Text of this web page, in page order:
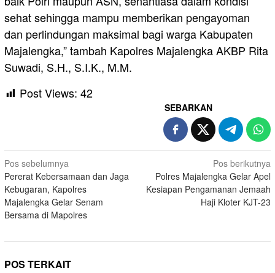
sehat sehingga mampu memberikan pengayoman
dan perlindungan maksimal bagi warga Kabupaten
Majalengka,” tambah Kapolres Majalengka AKBP Rita
Suwadi, S.H., S.I.K., M.M.
Post Views: 42
SEBARKAN
Navigasi
pos
Pos sebelumnya
Pererat Kebersamaan dan Jaga
Kebugaran, Kapolres
Majalengka Gelar Senam
Bersama di Mapolres
Pos berikutnya
Polres Majalengka Gelar Apel
Kesiapan Pengamanan Jemaah
Haji Kloter KJT-23
POS TERKAIT